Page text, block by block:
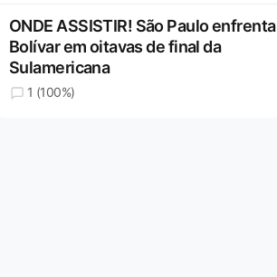
ONDE ASSISTIR! São Paulo enfrenta
Bolívar em oitavas de final da
Sulamericana
1 (100%)